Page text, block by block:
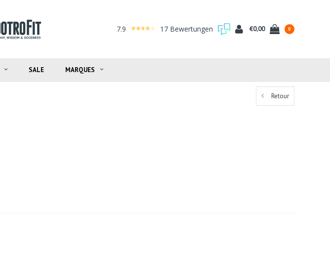
7.9 17 Bewertungen €0,00 0
SALE MARQUES
Retour